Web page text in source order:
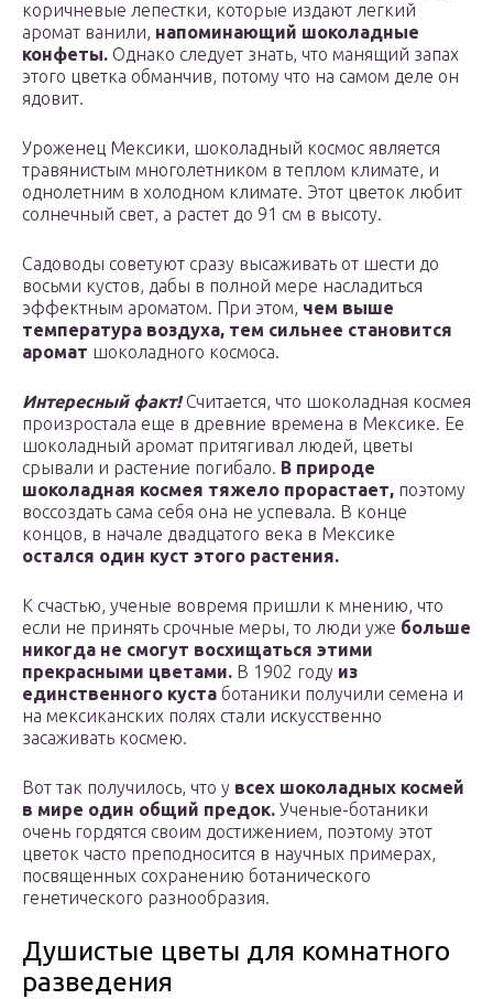
коричневые лепестки, которые издают легкий
аромат ванили, напоминающий шоколадные
конфеты. Однако следует знать, что манящий запах
этого цветка обманчив, потому что на самом деле он
ядовит.
Уроженец Мексики, шоколадный космос является
травянистым многолетником в теплом климате, и
однолетним в холодном климате. Этот цветок любит
солнечный свет, а растет до 91 см в высоту.
Садоводы советуют сразу высаживать от шести до
восьми кустов, дабы в полной мере насладиться
эффектным ароматом. При этом, чем выше
температура воздуха, тем сильнее становится
аромат шоколадного космоса.
Интересный факт!Считается, что шоколадная космея
произростала еще в древние времена в Мексике. Ее
шоколадный аромат притягивал людей, цветы
срывали и растение погибало. В природе
шоколадная космея тяжело прорастает, поэтому
воссоздать сама себя она не успевала. В конце
концов, в начале двадцатого века в Мексике
остался один куст этого растения.
К счастью, ученые вовремя пришли к мнению, что
если не принять срочные меры, то люди уже больше
никогда не смогут восхищаться этими
прекрасными цветами. В 1902 году из
единственного куста ботаники получили семена и
на мексиканских полях стали искусственно
засаживать космею.
Вот так получилось, что у всех шоколадных космей
в мире один общий предок. Ученые-ботаники
очень гордятся своим достижением, поэтому этот
цветок часто преподносится в научных примерах,
посвященных сохранению ботанического
генетического разнообразия.
Душистые цветы для комнатного
разведения